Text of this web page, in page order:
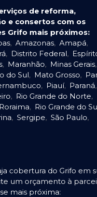
de reforma,
e consertos com os
Grifo mais próximos:
, Amazonas, Amapá,
, Distrito Federal,
, Maranhão, Minas Gerais,
do Sul, Mato Grosso,
, Piauí, Paraná,
, Rio Grande do Norte,
Roraima, Rio Grande do
, Sergipe, São Paulo,
cobertura do Grifo em
um orçamento à
mais próxima: